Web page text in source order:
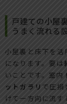
戸建ての小屋
うまく流れる
小屋裏と床下を活
になります。要は
いことです。室内
ットガラリ で圧損
けて一方向に流